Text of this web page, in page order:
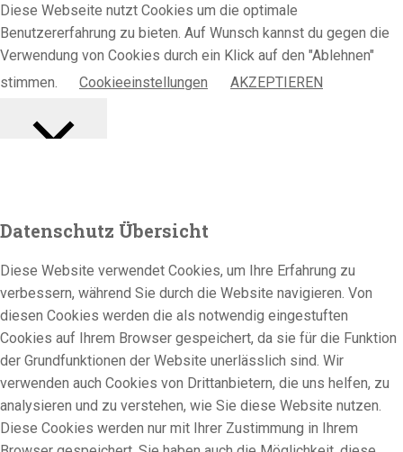
Diese Webseite nutzt Cookies um die optimale
Benutzererfahrung zu bieten. Auf Wunsch kannst du gegen die
Verwendung von Cookies durch ein Klick auf den "Ablehnen"
stimmen.
Cookieeinstellungen AKZEPTIEREN
Datenschutz Übersicht
Diese Website verwendet Cookies, um Ihre Erfahrung zu
verbessern, während Sie durch die Website navigieren. Von
diesen Cookies werden die als notwendig eingestuften
Cookies auf Ihrem Browser gespeichert, da sie für die Funktion
der Grundfunktionen der Website unerlässlich sind. Wir
verwenden auch Cookies von Drittanbietern, die uns helfen, zu
analysieren und zu verstehen, wie Sie diese Website nutzen.
Diese Cookies werden nur mit Ihrer Zustimmung in Ihrem